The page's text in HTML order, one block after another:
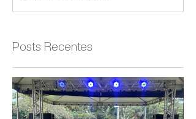
Posts Recentes